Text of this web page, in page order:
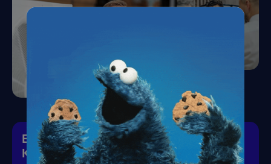
Eiskalte Deals & heiße News für gutes
Klima